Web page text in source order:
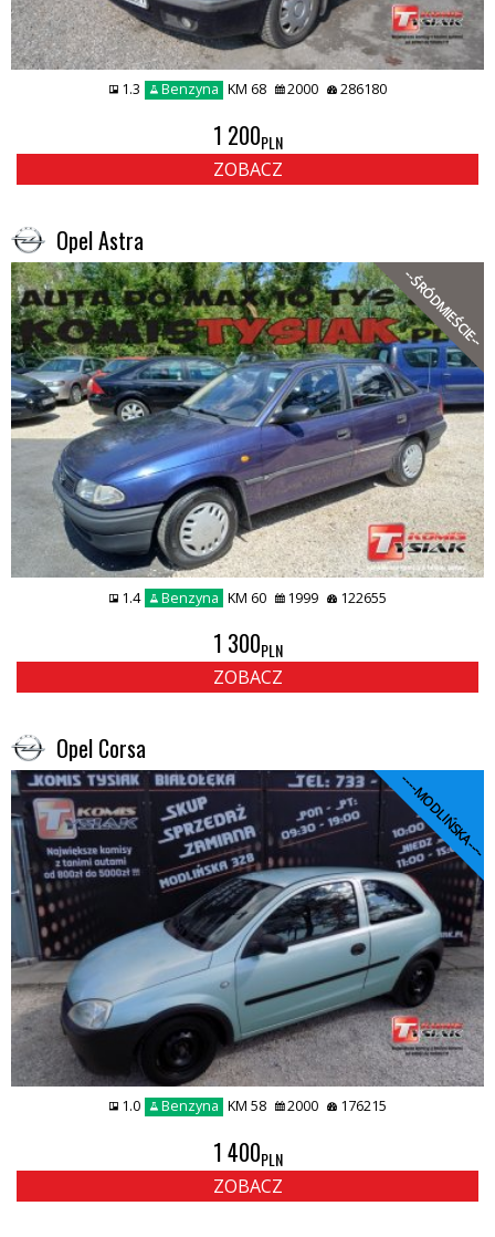
1.3 Benzyna KM 68 2000 286180
1 200PLN
ZOBACZ
Opel Astra
--ŚRÓDMIEŚCIE--
1.4 Benzyna KM 60 1999 122655
1 300PLN
ZOBACZ
Opel Corsa
----MODLIŃSKA----
1.0 Benzyna KM 58 2000 176215
1 400PLN
ZOBACZ